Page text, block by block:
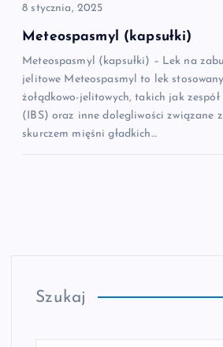
8 stycznia, 2025
Meteospasmyl (kapsułki)
Meteospasmyl (kapsułki) – Lek na
jelitowe Meteospasmyl to lek
żołądkowo-jelitowych, takich jak
(IBS) oraz inne dolegliwości związane
skurczem mięśni gładkich…
Szukaj